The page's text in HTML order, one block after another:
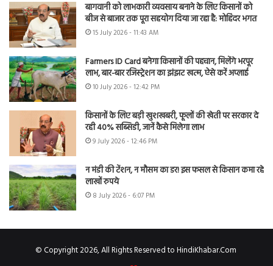
बागवानी को लाभकारी व्यवसाय बनाने के लिए किसानों को
बीज से बाजार तक पूरा सहयोग दिया जा रहा है: मोहिंदर भगत
15 July 2026 - 11:43 AM
Farmers ID Card बनेगा किसानों की पहचान, मिलेंगे भरपूर
लाभ, बार-बार रजिस्ट्रेशन का झंझट खत्म, ऐसे करें अप्लाई
10 July 2026 - 12:42 PM
किसानों के लिए बड़ी खुशखबरी, फूलों की खेती पर सरकार दे
रही 40% सब्सिडी, जानें कैसे मिलेगा लाभ
9 July 2026 - 12:46 PM
न मंडी की टेंशन, न मौसम का डर! इस फसल से किसान कमा रहे
लाखों रुपये
8 July 2026 - 6:07 PM
© Copyright 2026, All Rights Reserved to HindiKhabar.Com